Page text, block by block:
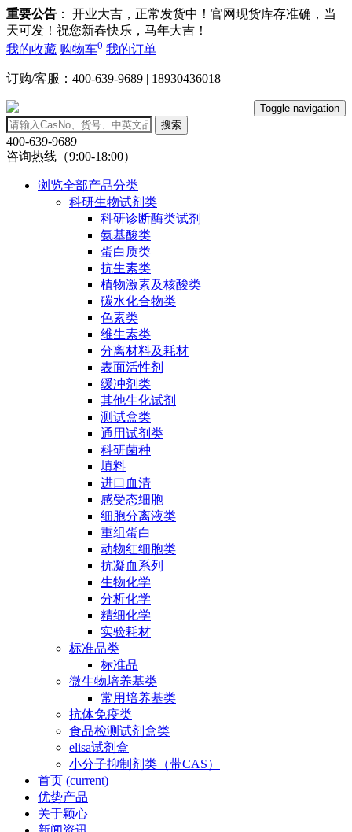
重要公告 ： 开业大吉，正常发货中！官网现货库存准确，当
天可发！祝您新春快乐，马年大吉！
我的收藏 购物车0 我的订单
订购/客服：400-639-9689 | 18930436018
Toggle navigation
搜索
400-639-9689
咨询热线（9:00-18:00）
浏览全部产品分类
科研生物试剂类
科研诊断酶类试剂
氨基酸类
蛋白质类
抗生素类
植物激素及核酸类
碳水化合物类
色素类
维生素类
分离材料及耗材
表面活性剂
缓冲剂类
其他生化试剂
测试盒类
通用试剂类
科研菌种
填料
进口血清
感受态细胞
细胞分离液类
重组蛋白
动物红细胞类
抗凝血系列
生物化学
分析化学
精细化学
实验耗材
标准品类
标准品
微生物培养基类
常用培养基类
抗体免疫类
食品检测试剂盒类
elisa试剂盒
小分子抑制剂类（带CAS）
首页 (current)
优势产品
关于颖心